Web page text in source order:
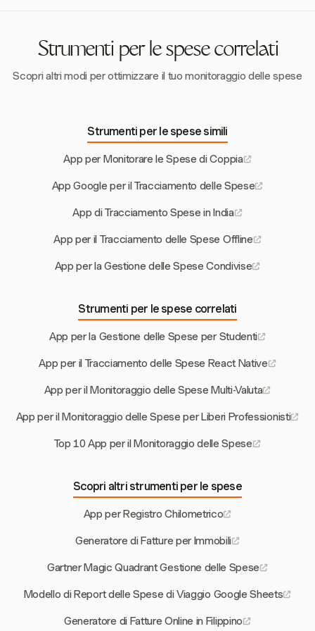
capacità di integrazione con QuickBooks Online e Xero
migliorano ulteriormente la gestione finanziaria.
Strumenti per le spese correlati
Scopri altri modi per ottimizzare il tuo monitoraggio delle spese
Strumenti per le spese simili
App per Monitorare le Spese di Coppia
App Google per il Tracciamento delle Spese
App di Tracciamento Spese in India
App per il Tracciamento delle Spese Offline
App per la Gestione delle Spese Condivise
Strumenti per le spese correlati
App per la Gestione delle Spese per Studenti
App per il Tracciamento delle Spese React Native
App per il Monitoraggio delle Spese Multi-Valuta
App per il Monitoraggio delle Spese per Liberi Professionisti
Top 10 App per il Monitoraggio delle Spese
Scopri altri strumenti per le spese
App per Registro Chilometrico
Generatore di Fatture per Immobili
Gartner Magic Quadrant Gestione delle Spese
Modello di Report delle Spese di Viaggio Google Sheets
Generatore di Fatture Online in Filippino